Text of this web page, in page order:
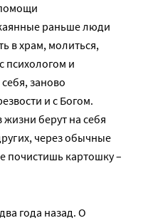
раньше люди
в храм, молиться,
психологом и
заново
и с Богом.
берут на себя
через обычные
почистишь картошку –
года назад. О